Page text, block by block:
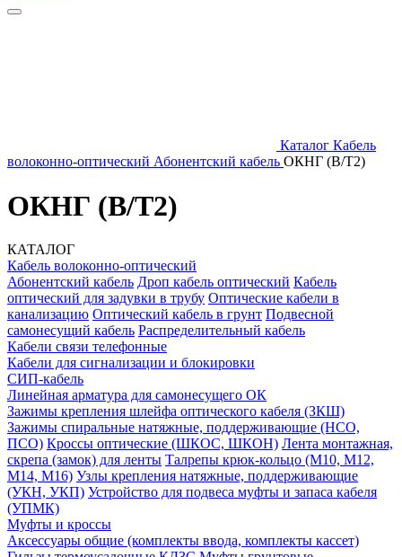
Каталог Кабель
волоконно-оптический Абонентский кабель ОКНГ (В/Т2)
ОКНГ (В/Т2)
КАТАЛОГ
Кабель волоконно-оптический
Абонентский кабель Дроп кабель оптический Кабель
оптический для задувки в трубу Оптические кабели в
канализацию Оптический кабель в грунт Подвесной
самонесущий кабель Распределительный кабель
Кабели связи телефонные
Кабели для сигнализации и блокировки
СИП-кабель
Линейная арматура для самонесущего ОК
Зажимы крепления шлейфа оптического кабеля (ЗКШ)
Зажимы спиральные натяжные, поддерживающие (НСО,
ПСО) Кроссы оптические (ШКОС, ШКОН) Лента монтажная,
скрепа (замок) для ленты Талрепы крюк-кольцо (М10, М12,
М14, М16) Узлы крепления натяжные, поддерживающие
(УКН, УКП) Устройство для подвеса муфты и запаса кабеля
(УПМК)
Муфты и кроссы
Аксессуары общие (комплекты ввода, комплекты кассет)